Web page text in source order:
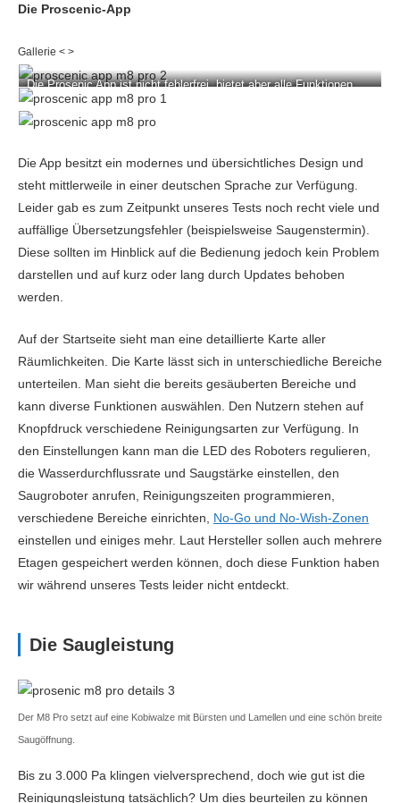
Die Proscenic-App
Die Prosenic App ist nicht fehlerfrei, bietet aber alle Funktionen
welche man von einem aktuellen Saugroboter erwarten kann.
Die App besitzt ein modernes und übersichtliches Design und
steht mittlerweile in einer deutschen Sprache zur Verfügung.
Leider gab es zum Zeitpunkt unseres Tests noch recht viele und
auffällige Übersetzungsfehler (beispielsweise Saugenstermin).
Diese sollten im Hinblick auf die Bedienung jedoch kein Problem
darstellen und auf kurz oder lang durch Updates behoben
werden.
Auf der Startseite sieht man eine detaillierte Karte aller
Räumlichkeiten. Die Karte lässt sich in unterschiedliche Bereiche
unterteilen. Man sieht die bereits gesäuberten Bereiche und
kann diverse Funktionen auswählen. Den Nutzern stehen auf
Knopfdruck verschiedene Reinigungsarten zur Verfügung. In
den Einstellungen kann man die LED des Roboters regulieren,
die Wasserdurchflussrate und Saugstärke einstellen, den
Saugroboter anrufen, Reinigungszeiten programmieren,
verschiedene Bereiche einrichten, No-Go und No-Wish-Zonen
einstellen und einiges mehr. Laut Hersteller sollen auch mehrere
Etagen gespeichert werden können, doch diese Funktion haben
wir während unseres Tests leider nicht entdeckt.
Die Saugleistung
Der M8 Pro setzt auf eine Kobiwalze mit Bürsten und Lamellen und eine schön breite
Saugöffnung.
Bis zu 3.000 Pa klingen vielversprechend, doch wie gut ist die
Reinigungsleistung tatsächlich? Um dies beurteilen zu können